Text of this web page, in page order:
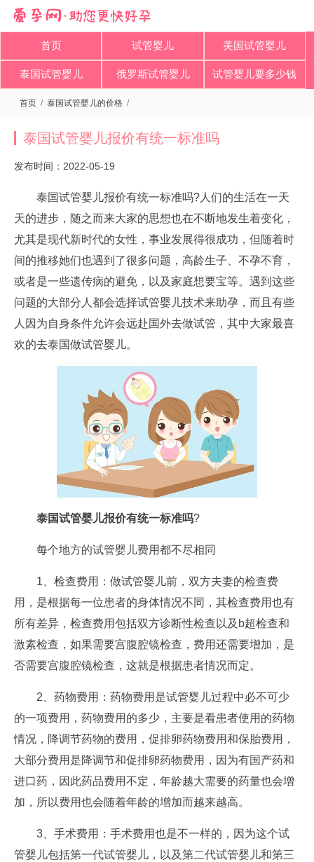
首页 试管婴儿 美国试管婴儿
泰国试管婴儿 俄罗斯试管婴儿 试管婴儿要多少钱
首页 / 泰国试管婴儿的价格 /
泰国试管婴儿报价有统一标准吗
发布时间：2022-05-19
泰国试管婴儿报价有统一标准吗?人们的生活在一天
天的进步，随之而来大家的思想也在不断地发生着变化，
尤其是现代新时代的女性，事业发展得很成功，但随着时
间的推移她们也遇到了很多问题，高龄生子、不孕不育，
或者是一些遗传病的避免，以及家庭想要宝等。遇到这些
问题的大部分人都会选择试管婴儿技术来助孕，而且有些
人因为自身条件允许会远赴国外去做试管，其中大家最喜
欢的去泰国做试管婴儿。
泰国试管婴儿报价有统一标准吗?
每个地方的试管婴儿费用都不尽相同
1、检查费用：做试管婴儿前，双方夫妻的检查费
用，是根据每一位患者的身体情况不同，其检查费用也有
所有差异，检查费用包括双方诊断性检查以及b超检查和
激素检查，如果需要宫腹腔镜检查，费用还需要增加，是
否需要宫腹腔镜检查，这就是根据患者情况而定。
2、药物费用：药物费用是试管婴儿过程中必不可少
的一项费用，药物费用的多少，主要是看患者使用的药物
情况，降调节药物的费用，促排卵药物费用和保胎费用，
大部分费用是降调节和促排卵药物费用，因为有国产药和
进口药，因此药品费用不定，年龄越大需要的药量也会增
加，所以费用也会随着年龄的增加而越来越高。
3、手术费用：手术费用也是不一样的，因为这个试
管婴儿包括第一代试管婴儿，以及第二代试管婴儿和第三